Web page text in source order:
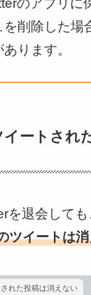
のアプリに
を削除した場
ります。
イートされ
を退会して
ツイートは
れた投稿は消えない